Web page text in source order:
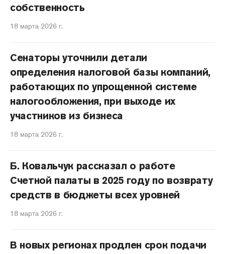
собственность
18 марта 2026 г.
Сенаторы уточнили детали
определения налоговой базы компаний,
работающих по упрощенной системе
налогообложения, при выходе их
участников из бизнеса
18 марта 2026 г.
Б. Ковальчук рассказал о работе
Счетной палаты в 2025 году по возврату
средств в бюджеты всех уровней
18 марта 2026 г.
В новых регионах продлен срок подачи